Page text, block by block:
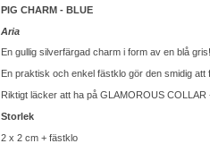
PIG CHARM - BLUE
Aria
En gullig silverfärgad charm i form av en blå gris!
En praktisk och enkel fästklo gör den smidig
Riktigt läcker att ha på GLAMOROUS
Storlek
2 x 2 cm + fästklo